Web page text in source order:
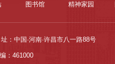
图书馆 精神家园
：中国·河南·许昌市八一路88号
：461000